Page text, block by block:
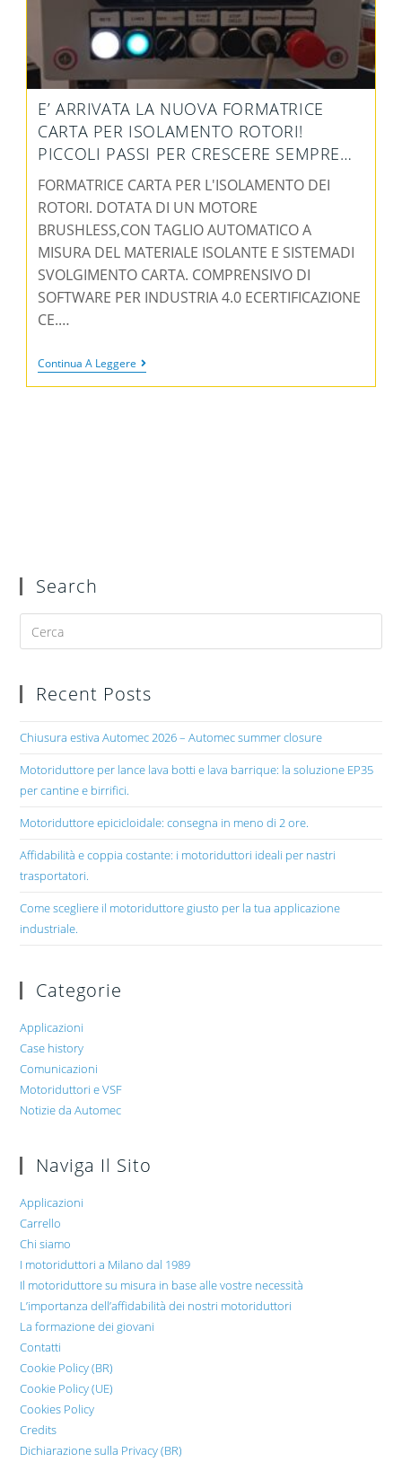
E’ ARRIVATA LA NUOVA FORMATRICE
CARTA PER ISOLAMENTO ROTORI!
PICCOLI PASSI PER CRESCERE SEMPRE…
FORMATRICE CARTA PER L'ISOLAMENTO DEI
ROTORI. DOTATA DI UN MOTORE
BRUSHLESS,CON TAGLIO AUTOMATICO A
MISURA DEL MATERIALE ISOLANTE E SISTEMADI
SVOLGIMENTO CARTA. COMPRENSIVO DI
SOFTWARE PER INDUSTRIA 4.0 ECERTIFICAZIONE
CE.…
Continua A Leggere
Search
Recent Posts
Chiusura estiva Automec 2026 – Automec summer closure
Motoriduttore per lance lava botti e lava barrique: la soluzione EP35
per cantine e birrifici.
Motoriduttore epicicloidale: consegna in meno di 2 ore.
Affidabilità e coppia costante: i motoriduttori ideali per nastri
trasportatori.
Come scegliere il motoriduttore giusto per la tua applicazione
industriale.
Categorie
Applicazioni
Case history
Comunicazioni
Motoriduttori e VSF
Notizie da Automec
Naviga Il Sito
Applicazioni
Carrello
Chi siamo
I motoriduttori a Milano dal 1989
Il motoriduttore su misura in base alle vostre necessità
L’importanza dell’affidabilità dei nostri motoriduttori
La formazione dei giovani
Contatti
Cookie Policy (BR)
Cookie Policy (UE)
Cookies Policy
Credits
Dichiarazione sulla Privacy (BR)